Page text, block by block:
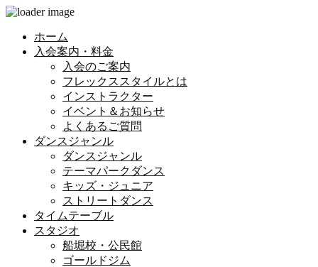
ホーム
入会案内・料金
入会のご案内
フレックススタイルとは
インストラクター
イベント＆お知らせ
よくあるご質問
ダンスジャンル
ダンスジャンル
テーマパークダンス
キッズ・ジュニア
ストリートダンス
タイムテーブル
スタジオ
船堀校・公民館
ゴールドジム